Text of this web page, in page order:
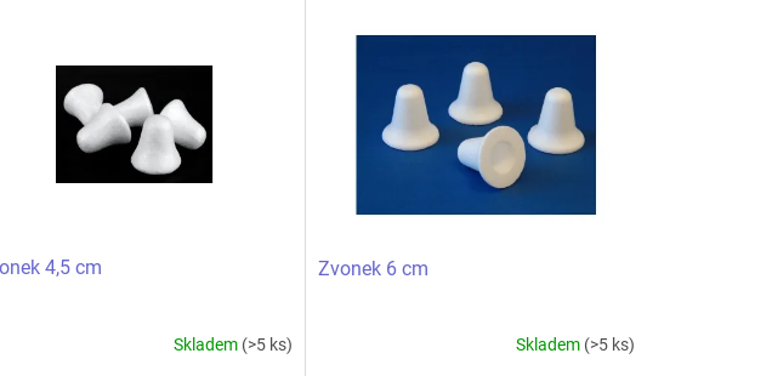
4,5 cm
Skladem (>5 ks)
Zvonek 6 cm
Skladem (>5 ks)